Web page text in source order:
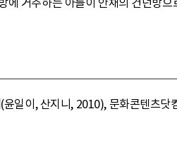
윤일이, 산지니, 2010), 문화콘텐츠